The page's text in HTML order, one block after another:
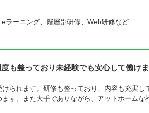
ラーニング、階層別研修、Web研修など
も整っており未経験でも安心して働けま
られます。研修も整っており、内容も充実し
す。また大手でありながら、アットホームな